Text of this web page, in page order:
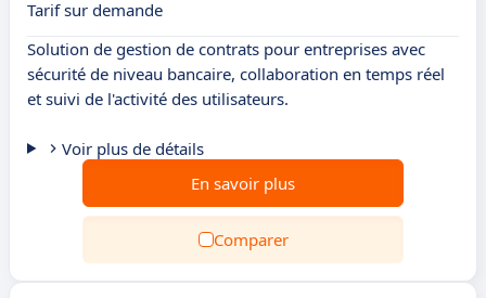
Tarif sur demande
Solution de gestion de contrats pour entreprises avec
sécurité de niveau bancaire, collaboration en temps réel
et suivi de l'activité des utilisateurs.
Voir plus de détails
En savoir plus
Comparer